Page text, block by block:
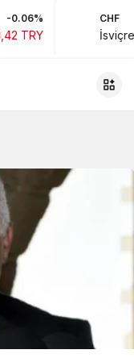
-0.06%
TRY
CHF
İsviçre